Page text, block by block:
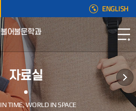
ENGLISH
불어불문학과
자료실